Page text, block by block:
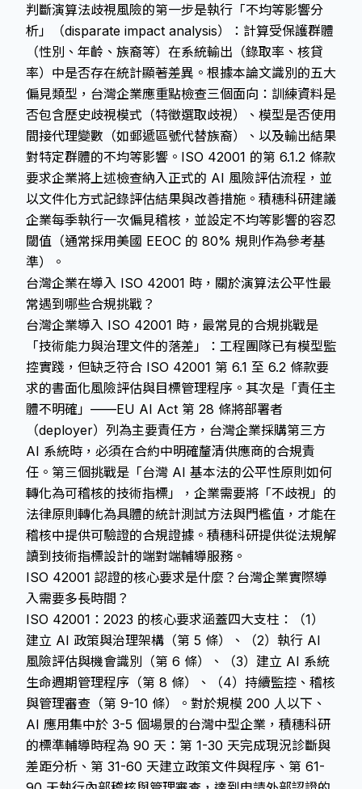
判斷演算法歧視風險的第一步是執行「不均等影響分
析」（disparate impact analysis）：計算受保護群體
（性別、年齡、族裔等）在系統輸出（錄取率、核貸
率）中是否存在統計顯著差異。根據本論文識別的五大
偏見類型，台灣企業應重點檢查三個面向：訓練資料是
否包含歷史歧視模式（特徵選取歧視）、模型是否使用
間接代理變數（如郵遞區號代替族裔）、以及輸出結果
對特定群體的不均等影響。ISO 42001 的第 6.1.2 條款
要求企業將上述檢查納入正式的 AI 風險評估流程，並
以文件化方式記錄評估結果與改善措施。積穗科研建議
企業每季執行一次偏見稽核，並設定不均等影響的容忍
閾值（通常採用美國 EEOC 的 80% 規則作為參考基
準）。
台灣企業在導入 ISO 42001 時，關於演算法公平性最
常遇到哪些合規挑戰？
台灣企業導入 ISO 42001 時，最常見的合規挑戰是
「技術能力與治理文件的落差」：工程團隊已有模型監
控實踐，但缺乏符合 ISO 42001 第 6.1 至 6.2 條款要
求的書面化風險評估與目標管理程序。其次是「責任主
體不明確」——EU AI Act 第 28 條將部署者
（deployer）列為主要責任方，台灣企業採購第三方
AI 系統時，必須在合約中明確釐清供應商的合規責
任。第三個挑戰是「台灣 AI 基本法的公平性原則如何
轉化為可稽核的技術指標」，企業需要將「不歧視」的
法律原則轉化為具體的統計測試方法與門檻值，才能在
稽核中提供可驗證的合規證據。積穗科研提供從法規解
讀到技術指標設計的端對端輔導服務。
ISO 42001 認證的核心要求是什麼？台灣企業實際導
入需要多長時間？
ISO 42001：2023 的核心要求涵蓋四大支柱：（1）
建立 AI 政策與治理架構（第 5 條）、（2）執行 AI
風險評估與機會識別（第 6 條）、（3）建立 AI 系統
生命週期管理程序（第 8 條）、（4）持續監控、稽核
與管理審查（第 9-10 條）。對於規模 200 人以下、
AI 應用集中於 3-5 個場景的台灣中型企業，積穗科研
的標準輔導時程為 90 天：第 1-30 天完成現況診斷與
差距分析、第 31-60 天建立政策文件與程序、第 61-